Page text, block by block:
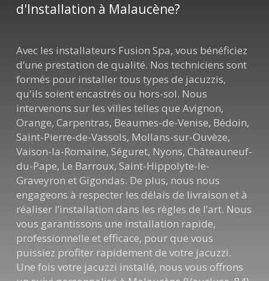
d'Installation à Malaucène?
Avec les installateurs Fusion Spa, vous bénéficiez
d’une prestation de qualité. Nos techniciens sont
formés pour installer tous types de jacuzzis,
qu'ils soient encastrés ou hors-sol. Nous
intervenons sur les villes telles que Avignon,
Orange, Carpentras, Beaumes-de-Venise, Bédoin,
Saint-Pierre-de-Vassols, Mollans-sur-Ouvèze,
Vaison-la-Romaine, Séguret, Nyons, Châteauneuf-
du-Pape, Le Barroux, Saint-Hippolyte-le-
Graveyron et Gigondas. De plus, nous nous
engageons à respecter les délais de livraison et à
réaliser l’installation dans les règles de l’art. Nous
vous garantissons une installation rapide,
professionnelle et efficace, pour que vous
puissiez profiter rapidement de votre jacuzzi.
Une fois votre jacuzzi installé, nous vous offrons